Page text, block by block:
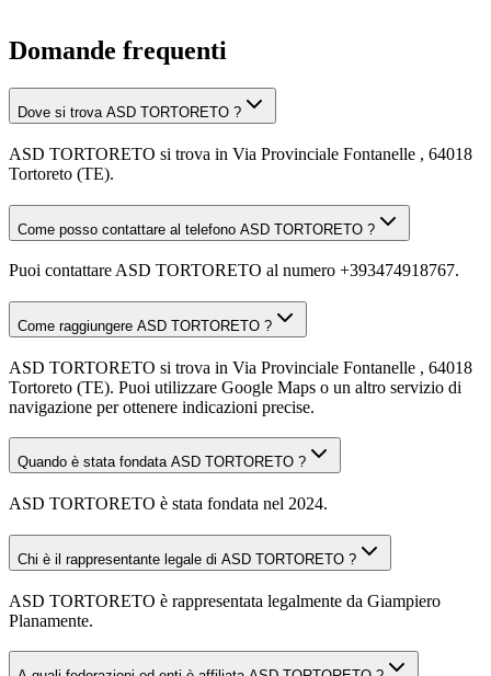
Domande frequenti
Dove si trova ASD TORTORETO ?
ASD TORTORETO si trova in Via Provinciale Fontanelle , 64018
Tortoreto (TE).
Come posso contattare al telefono ASD TORTORETO ?
Puoi contattare ASD TORTORETO al numero +393474918767.
Come raggiungere ASD TORTORETO ?
ASD TORTORETO si trova in Via Provinciale Fontanelle , 64018
Tortoreto (TE). Puoi utilizzare Google Maps o un altro servizio di
navigazione per ottenere indicazioni precise.
Quando è stata fondata ASD TORTORETO ?
ASD TORTORETO è stata fondata nel 2024.
Chi è il rappresentante legale di ASD TORTORETO ?
ASD TORTORETO è rappresentata legalmente da Giampiero
Planamente.